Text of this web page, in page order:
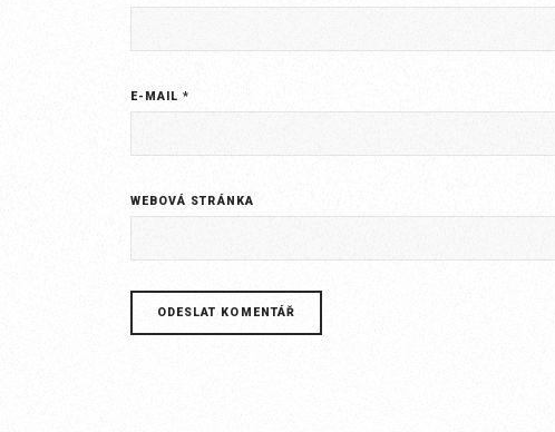
E-MAIL*
WEBOVÁ STRÁNKA